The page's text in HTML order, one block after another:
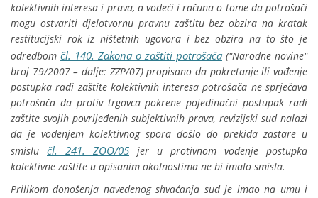
kolektivnih interesa i prava, a vodeći i računa o tome da potrošači
mogu ostvariti djelotvornu pravnu zaštitu bez obzira na kratak
restitucijski rok iz ništetnih ugovora i bez obzira na to što je
odredbom čl. 140. Zakona o zaštiti potrošača ("Narodne novine"
broj 79/2007 – dalje: ZZP/07) propisano da pokretanje ili vođenje
postupka radi zaštite kolektivnih interesa potrošača ne sprječava
potrošača da protiv trgovca pokrene pojedinačni postupak radi
zaštite svojih povrijeđenih subjektivnih prava, revizijski sud nalazi
da je vođenjem kolektivnog spora došlo do prekida zastare u
smislu čl. 241. ZOO/05 jer u protivnom vođenje postupka
kolektivne zaštite u opisanim okolnostima ne bi imalo smisla.
Prilikom donošenja navedenog shvaćanja sud je imao na umu i